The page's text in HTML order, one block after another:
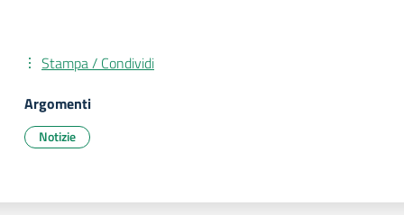
Stampa / Condividi
Argomenti
Notizie